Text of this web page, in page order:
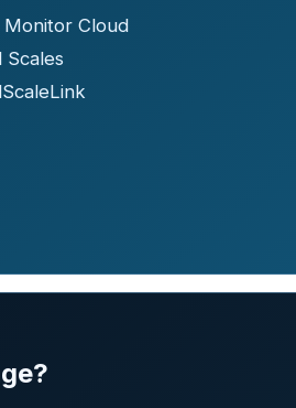
Monitor Cloud
Scales